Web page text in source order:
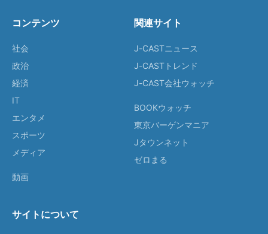
コンテンツ
社会
政治
経済
IT
エンタメ
スポーツ
メディア
動画
関連サイト
J-CASTニュース
J-CASTトレンド
J-CAST会社ウォッチ
BOOKウォッチ
東京バーゲンマニア
Jタウンネット
ゼロまる
サイトについて